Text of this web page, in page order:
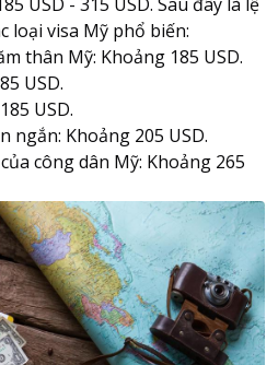
loại visa Mỹ phổ biến:
thân Mỹ: Khoảng 185 USD.
USD.
USD.
ngắn: Khoảng 205 USD.
công dân Mỹ: Khoảng 265